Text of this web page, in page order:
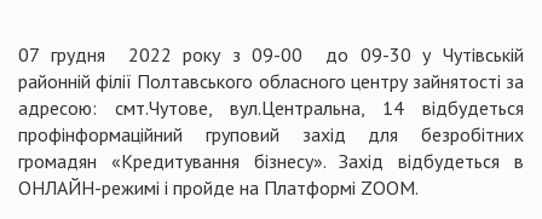
07 грудня 2022 року з 09-00 до 09-30 у Чутівській
районній філії Полтавського обласного центру зайнятості за
адресою: смт.Чутове, вул.Центральна, 14 відбудеться
профінформаційний груповий захід для безробітних
громадян «Кредитування бізнесу». Захід відбудеться в
ОНЛАЙН-режимі і пройде на Платформі ZOOM.